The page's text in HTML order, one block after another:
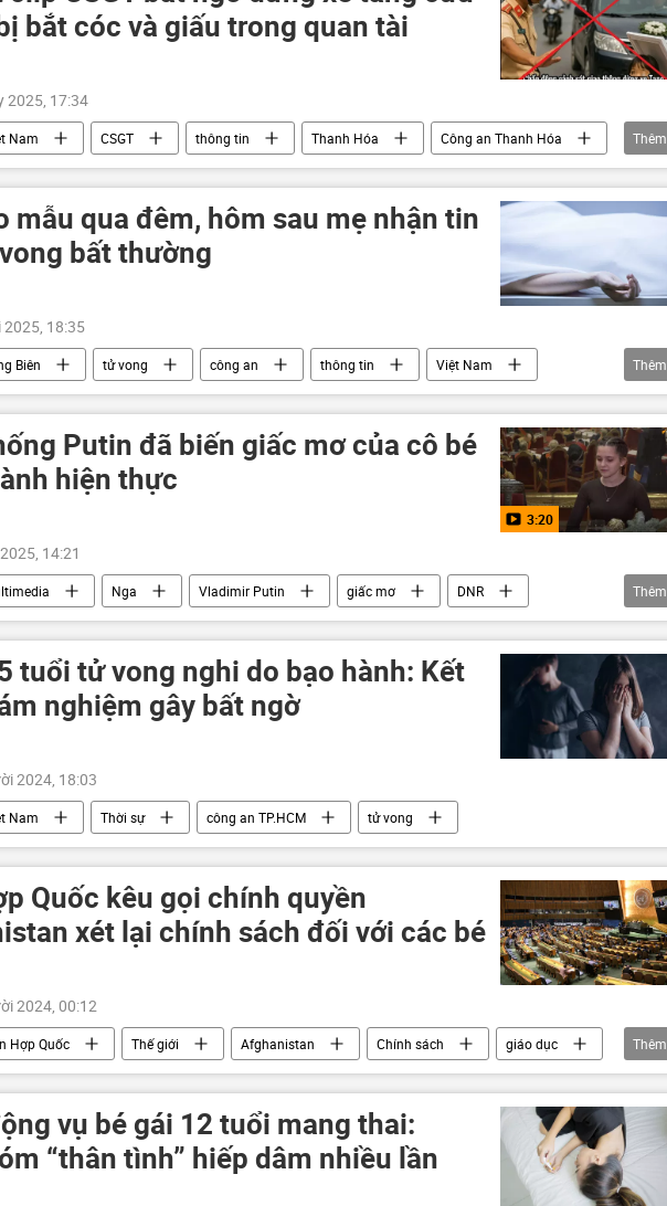
bắt cóc và giấu trong quan tài
2025, 17:34
Nam CSGT thông tin Thanh Hóa
Công an Thanh Hóa
Pháp luật
Thêm
mẫu qua đêm, hôm sau mẹ nhận tin
bất thường
2025, 18:35
Biên tử vong công an thông tin
Việt Nam
Thêm
Putin đã biến giấc mơ của cô bé
hiện thực
3:20
14:21
Nga Vladimir Putin giấc mơ
DNR
Xã hội Hermitage
Thêm
tuổi tử vong nghi do bạo hành: Kết
nghiệm gây bất ngờ
2024, 18:03
Nam Thời sự công an TP.HCM tử vong
Quốc kêu gọi chính quyền
xét lại chính sách đối với các bé
2024, 00:12
Hợp Quốc Thế giới Afghanistan Chính sách
giáo dục
Thêm
vụ bé gái 12 tuổi mang thai:
“thân tình” hiếp dâm nhiều lần